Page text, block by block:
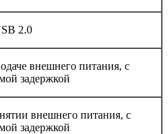
2.0
внешнего питания, с
задержкой
внешнего питания, с
задержкой